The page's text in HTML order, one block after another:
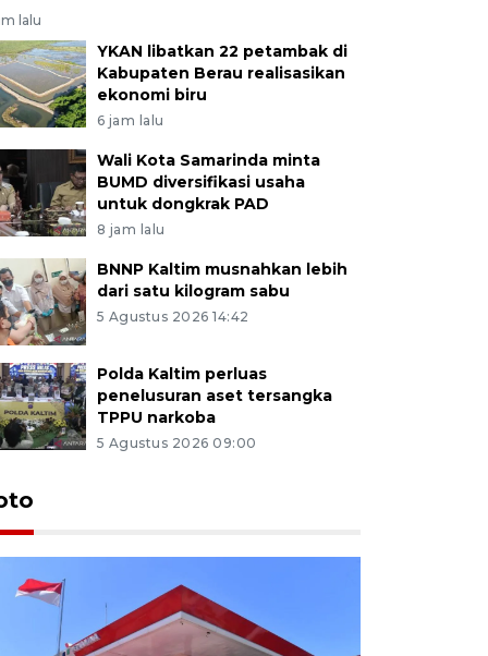
lalu
YKAN libatkan 22 petambak di
Kabupaten Berau realisasikan
ekonomi biru
6 jam lalu
Wali Kota Samarinda minta
BUMD diversifikasi usaha
untuk dongkrak PAD
8 jam lalu
BNNP Kaltim musnahkan lebih
dari satu kilogram sabu
5 Agustus 2026 14:42
Polda Kaltim perluas
penelusuran aset tersangka
TPPU narkoba
5 Agustus 2026 09:00